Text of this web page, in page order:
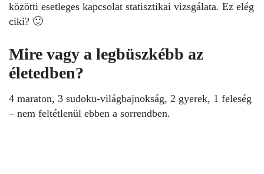
közötti esetleges kapcsolat statisztikai vizsgálata. Ez elég
ciki? 🙂
Mire vagy a legbüszkébb az
életedben?
4 maraton, 3 sudoku-világbajnokság, 2 gyerek, 1 feleség
– nem feltétlenül ebben a sorrendben.